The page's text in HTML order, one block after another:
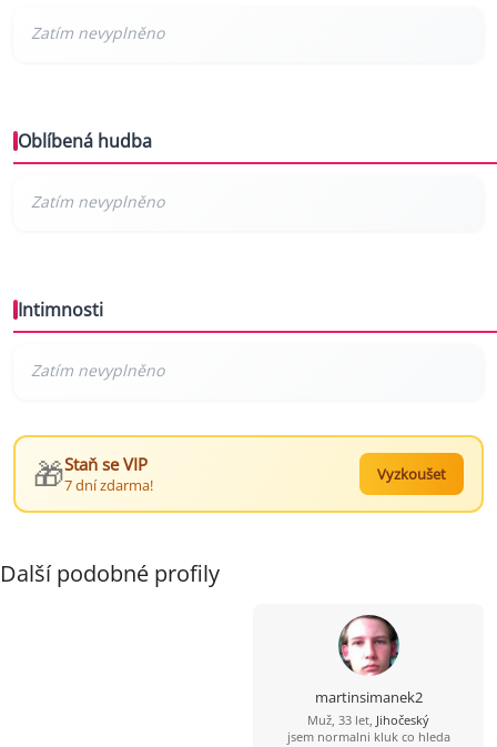
Oblíbená hudba
Intimnosti
🎁Staň se VIP
7 dní zdarma!
Vyzkoušet
Další podobné profily
martinsimanek2
Muž, 33 let, Jihočeský
jsem normalni kluk co hleda